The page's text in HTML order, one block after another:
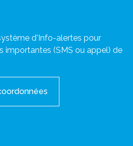
d'Info-alertes pour
importantes (SMS ou appel) de